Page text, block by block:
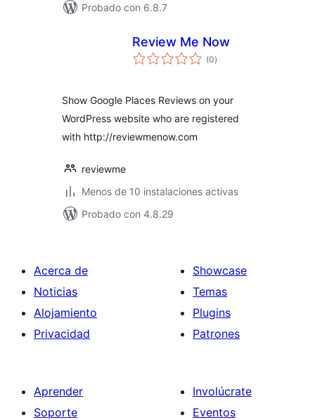
Probado con 6.8.7
Review Me Now
(0evaluación
total
)
Show Google Places Reviews on your
WordPress website who are registered
with http://reviewmenow.com
reviewme
Menos de 10 instalaciones activas
Probado con 4.8.29
Acerca de
Noticias
Alojamiento
Privacidad
Showcase
Temas
Plugins
Patrones
Aprender
Soporte
Involúcrate
Eventos